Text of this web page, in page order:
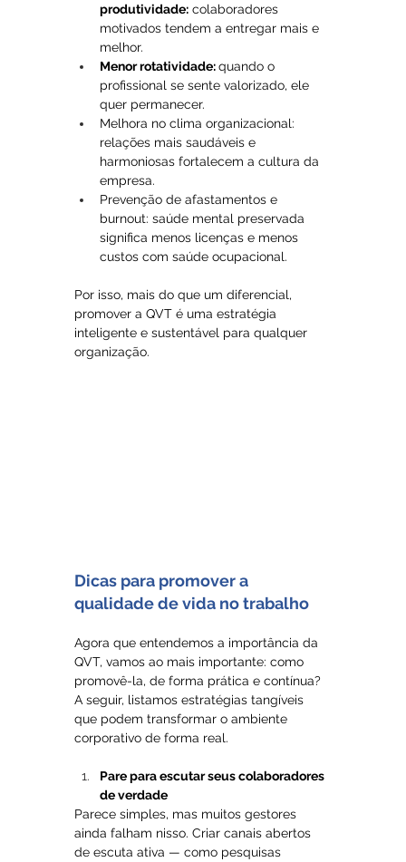
produtividade: colaboradores
motivados tendem a entregar mais e
melhor.
Menor rotatividade: quando o
profissional se sente valorizado, ele
quer permanecer.
Melhora no clima organizacional:
relações mais saudáveis e
harmoniosas fortalecem a cultura da
empresa.
Prevenção de afastamentos e
burnout: saúde mental preservada
significa menos licenças e menos
custos com saúde ocupacional.
Por isso, mais do que um diferencial,
promover a QVT é uma estratégia
inteligente e sustentável para qualquer
organização.
Dicas para promover a
qualidade de vida no trabalho
Agora que entendemos a importância da
QVT, vamos ao mais importante: como
promovê-la, de forma prática e contínua?
A seguir, listamos estratégias tangíveis
que podem transformar o ambiente
corporativo de forma real.
Pare para escutar seus colaboradores
de verdade
Parece simples, mas muitos gestores
ainda falham nisso. Criar canais abertos
de escuta ativa — como pesquisas